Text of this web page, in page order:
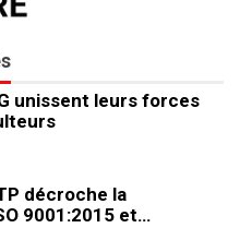
unissent leurs forces
décroche la
9001:2015 et…